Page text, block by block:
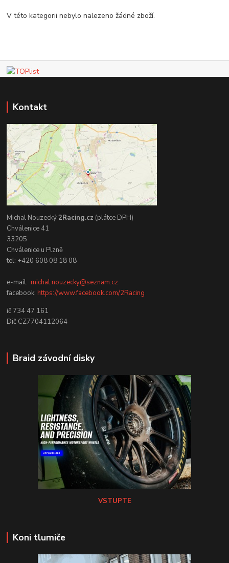
V této kategorii nebylo nalezeno žádné zboží.
Kontakt
Michal Nouzecký2Racing.cz (plátce DPH)
Chválenice 41
33205
Chválenice u Plzně
tel: +420 608 08 18 08
e-mail:michal.nouzecky@seznam.cz
facebook:https://www.facebook.com/2Racing
ič 734 47 161
Dič CZ7704112064
Braid závodní disky
VSTUPTE
Koni tlumiče